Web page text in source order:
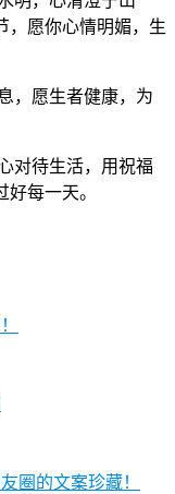
，愿你心情明媚，生
，愿生者健康，为
对待生活，用祝福
每一天。
圈的文案珍藏！